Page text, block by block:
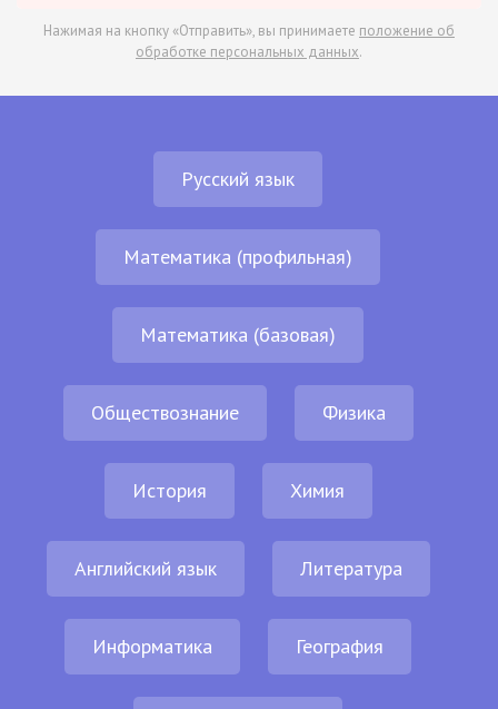
Нажимая на кнопку «Отправить», вы принимаете положение об
обработке персональных данных.
Русский язык
Математика (профильная)
Математика (базовая)
Обществознание Физика
История Химия
Английский язык Литература
Информатика География